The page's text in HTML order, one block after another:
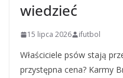
wiedzieć
15 lipca 2026 ifutbol
Właściciele psów stają
przystępna cena? Karmy